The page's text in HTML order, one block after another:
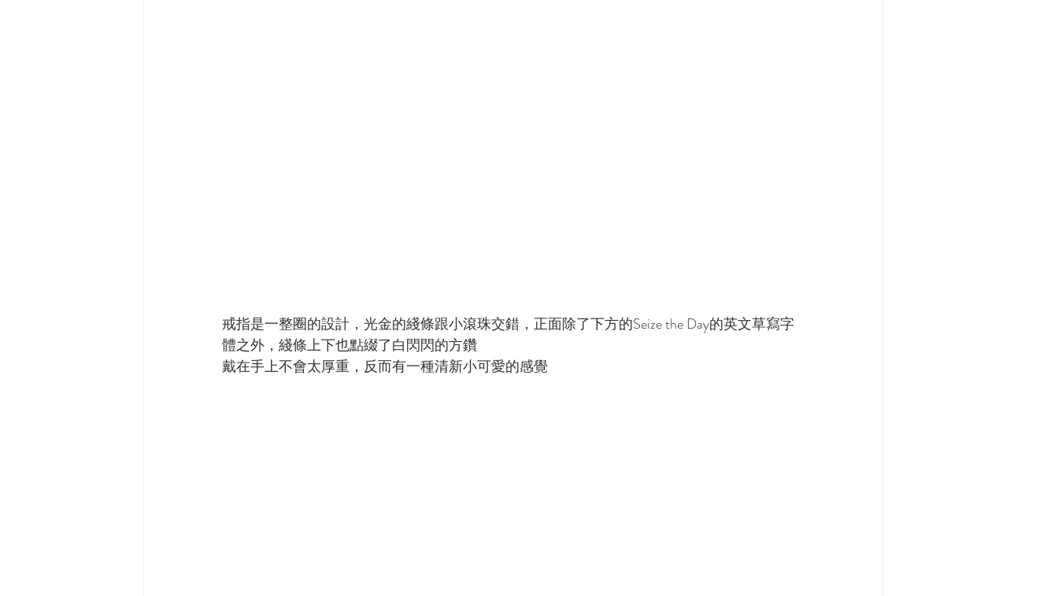
戒指是一整圈的設計，光金的綫條跟小滾珠交錯，正面除了下方的Seize the Day的英文草寫字
體之外，綫條上下也點綴了白閃閃的方鑽
戴在手上不會太厚重，反而有一種清新小可愛的感覺